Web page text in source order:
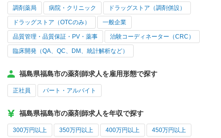
調剤薬局 病院・クリニック ドラッグストア（調剤併設）
ドラッグストア（OTCのみ） 一般企業
品質管理・品質保証・PV・薬事 治験コーディネーター（CRC）
臨床開発（QA、QC、DM、統計解析など）
福島県福島市の薬剤師求人を雇用形態で探す
正社員 パート・アルバイト
福島県福島市の薬剤師求人を年収で探す
300万円以上 350万円以上 400万円以上 450万円以上